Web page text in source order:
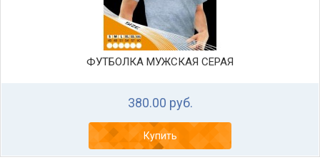
ФУТБОЛКА МУЖСКАЯ СЕРАЯ
380.00 руб.
Купить